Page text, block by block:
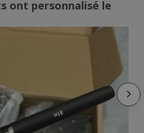
ont personnalisé le